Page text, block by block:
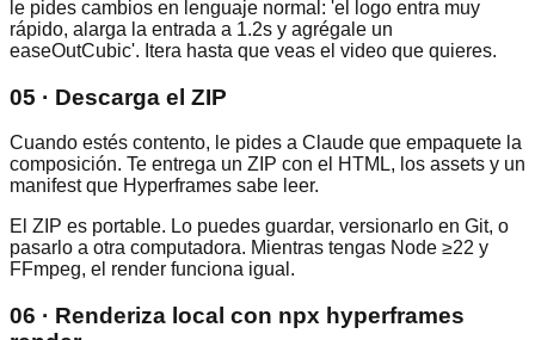
le pides cambios en lenguaje normal: 'el logo entra muy
rápido, alarga la entrada a 1.2s y agrégale un
easeOutCubic'. Itera hasta que veas el video que quieres.
05 · Descarga el ZIP
Cuando estés contento, le pides a Claude que empaquete la
composición. Te entrega un ZIP con el HTML, los assets y un
manifest que Hyperframes sabe leer.
El ZIP es portable. Lo puedes guardar, versionarlo en Git, o
pasarlo a otra computadora. Mientras tengas Node ≥22 y
FFmpeg, el render funciona igual.
06 · Renderiza local con npx hyperframes